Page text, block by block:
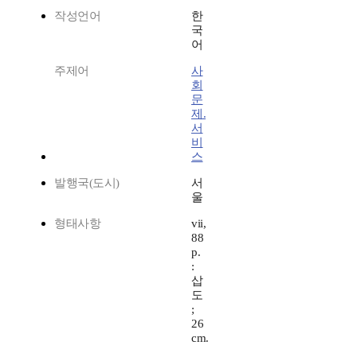
작성언어
한
국
어
주제어
사
회
문
제.
서
비
스
발행국(도시)
서
울
형태사항
vii,
88
p.
:
삽
도
;
26
cm.